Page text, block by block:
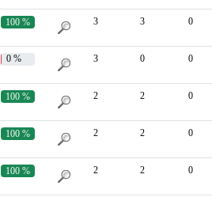
100 % 3 3 0
0 % 3 0 0
100 % 2 2 0
100 % 2 2 0
100 % 2 2 0